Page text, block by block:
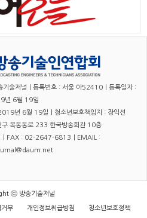
기술저널｜등록번호 : 서울 아52410｜등록일자 :
년 6월 19일
년 6월 19일｜청소년보호책임자 : 장익선
목동동로 233 한국방송회관 10층
FAX : 02-2647-6813｜EMAIL :
ⓒ 방송기술저널
거부 개인정보취급방침 청소년보호정책